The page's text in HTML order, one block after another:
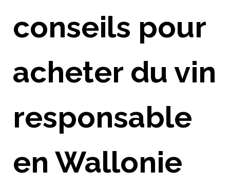
conseils pour
acheter du vin
responsable
en Wallonie